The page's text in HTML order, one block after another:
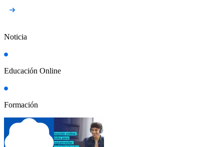
Noticia
Educación Online
Formación